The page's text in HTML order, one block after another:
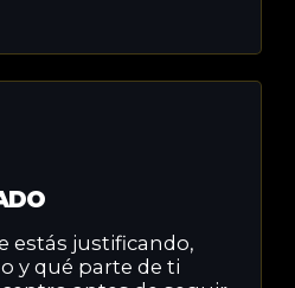
estás justificando,
y qué parte de ti